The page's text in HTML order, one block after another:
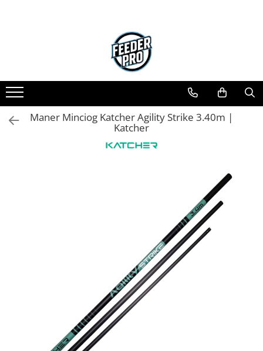
Maner Minciog Katcher Agility Strike 3.40m |
Katcher